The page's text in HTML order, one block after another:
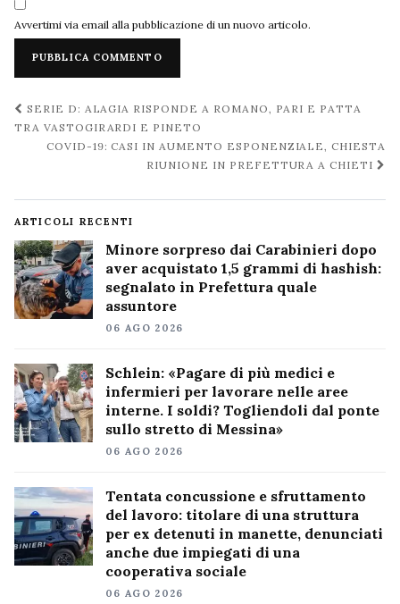
Avvertimi via email alla pubblicazione di un nuovo articolo.
Navigazione
post
SERIE D: ALAGIA RISPONDE A ROMANO, PARI E PATTA
TRA VASTOGIRARDI E PINETO
COVID-19: CASI IN AUMENTO ESPONENZIALE, CHIESTA
RIUNIONE IN PREFETTURA A CHIETI
ARTICOLI RECENTI
Minore sorpreso dai Carabinieri dopo
aver acquistato 1,5 grammi di hashish:
segnalato in Prefettura quale
assuntore
06 AGO 2026
Schlein: «Pagare di più medici e
infermieri per lavorare nelle aree
interne. I soldi? Togliendoli dal ponte
sullo stretto di Messina»
06 AGO 2026
Tentata concussione e sfruttamento
del lavoro: titolare di una struttura
per ex detenuti in manette, denunciati
anche due impiegati di una
cooperativa sociale
06 AGO 2026